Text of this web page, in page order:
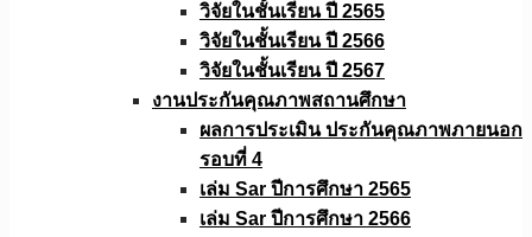
วิจัยในชั้นเรียน ปี 2565
วิจัยในชั้นเรียน ปี 2566
วิจัยในชั้นเรียน ปี 2567
งานประกันคุณภาพสถานศึกษา
ผลการประเมิน ประกันคุณภาพภายนอก
รอบที่ 4
เล่ม Sar ปีการศึกษา 2565
เล่ม Sar ปีการศึกษา 2566